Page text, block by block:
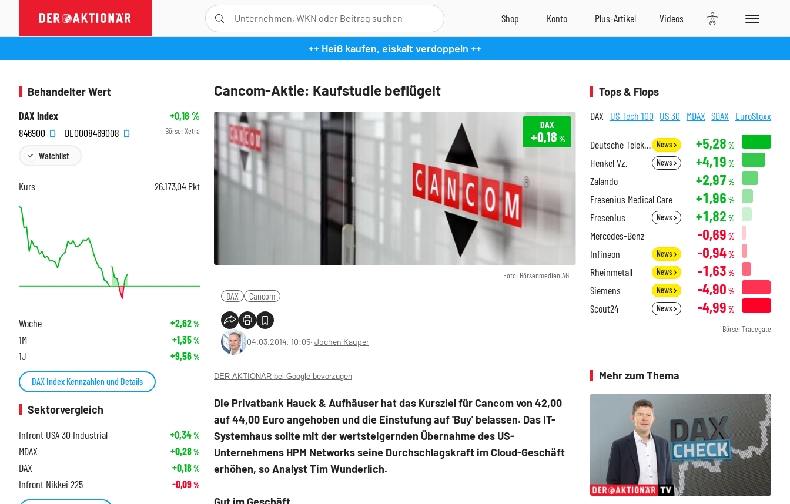
++ Heiß kaufen, eiskalt verdoppeln ++
Cancom-Aktie: Kaufstudie beflügelt
Foto: Börsenmedien AG
DAX
+0,18 %
DAX Cancom
04.03.2014, 10:05‧ Jochen Kauper
DER AKTIONÄR bei Google bevorzugen
Die Privatbank Hauck & Aufhäuser hat das Kursziel für Cancom von 42,00
auf 44,00 Euro angehoben und die Einstufung auf 'Buy' belassen. Das IT-
Systemhaus sollte mit der wertsteigernden Übernahme des US-
Unternehmens HPM Networks seine Durchschlagskraft im Cloud-Geschäft
erhöhen, so Analyst Tim Wunderlich.
Behandelter Wert
DAX Index
+0,18%
846900
DE0008469008 Börse: Xetra
Watchlist
Kurs 26.173,04 Pkt
Woche +2,62%
1M +1,35%
1J +9,56%
DAX Index Kennzahlen und Details
Sektorvergleich
Infront USA 30 Industrial
+0,34%
MDAX +0,28%
DAX +0,18%
Infront Nikkei 225 -0,09%
Tops & Flops
DAX US Tech 100 US 30 MDAX SDAX EuroStoxx
Deutsche Telekom News +5,28 %
Henkel Vz. News +4,19 %
Zalando +2,97 %
Fresenius Medical Care +1,96 %
Fresenius News +1,82 %
Mercedes-Benz -0,69 %
Infineon News -0,94%
Rheinmetall News -1,63 %
Siemens News -4,90 %
Scout24 News -4,99 %
Börse: Tradegate
Mehr zum Thema